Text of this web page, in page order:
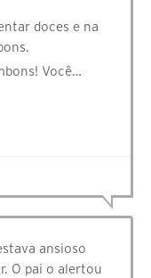
doces e na
Você…
ansioso
O pai o alertou